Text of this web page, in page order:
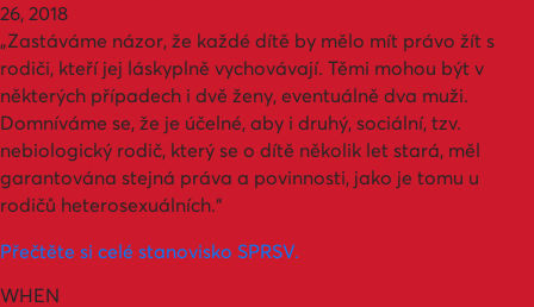
26, 2018
„Zastáváme názor, že každé dítě by mělo mít právo žít s
rodiči, kteří jej láskyplně vychovávají. Těmi mohou být v
některých případech i dvě ženy, eventuálně dva muži.
Domníváme se, že je účelné, aby i druhý, sociální, tzv.
nebiologický rodič, který se o dítě několik let stará, měl
garantována stejná práva a povinnosti, jako je tomu u
rodičů heterosexuálních.“
Přečtěte si celé stanovisko SPRSV.
WHEN